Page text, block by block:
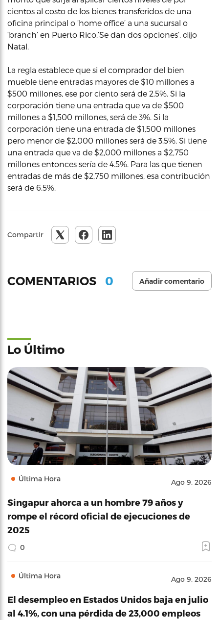
cientos al costo de los bienes transferidos de una
oficina principal o ‘home office’ a una sucursal o
‘branch’ en Puerto Rico.’Se dan dos opciones’, dijo
Natal.
La regla establece que si el comprador del bien
mueble tiene entradas mayores de $10 millones a
$500 millones, ese por ciento será de 2.5%. Si la
corporación tiene una entrada que va de $500
millones a $1,500 millones, será de 3%. Si la
corporación tiene una entrada de $1,500 millones
pero menor de $2,000 millones será de 3.5%. Si tiene
una entrada que va de $2,000 millones a $2,750
millones entonces sería de 4.5%. Para las que tienen
entradas de más de $2,750 millones, esa contribución
será de 6.5%.
Compartir
COMENTARIOS 0 Añadir comentario
Lo Último
Última Hora Ago 9, 2026
Singapur ahorca a un hombre 79 años y
rompe el récord oficial de ejecuciones de
2025
0
Última Hora Ago 9, 2026
El desempleo en Estados Unidos baja en julio
al 4.1%, con una pérdida de 23,000 empleos